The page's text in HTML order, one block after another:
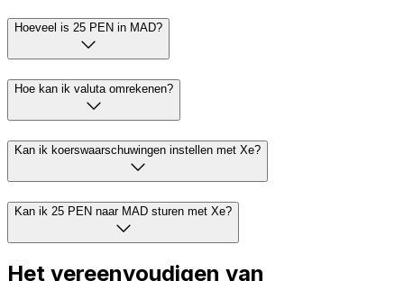
Hoeveel is 25 PEN in MAD?
Hoe kan ik valuta omrekenen?
Kan ik koerswaarschuwingen instellen met Xe?
Kan ik 25 PEN naar MAD sturen met Xe?
Het vereenvoudigen van